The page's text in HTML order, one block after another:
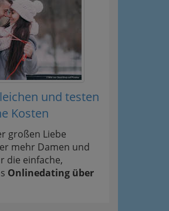
und testen
Kosten
großen Liebe
mehr Damen und
die einfache,
Onlinedating über